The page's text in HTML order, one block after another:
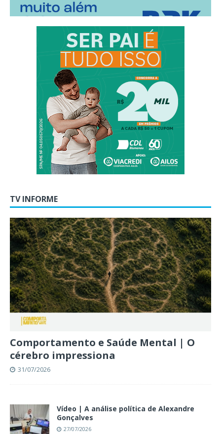
TV INFORME
Comportamento e Saúde Mental | O
cérebro impressiona
31/07/2026
Vídeo | A análise política de Alexandre
Gonçalves
27/07/2026